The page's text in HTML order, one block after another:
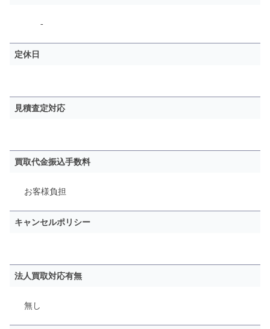
-
定休日
見積査定対応
買取代金振込手数料
お客様負担
キャンセルポリシー
法人買取対応有無
無し